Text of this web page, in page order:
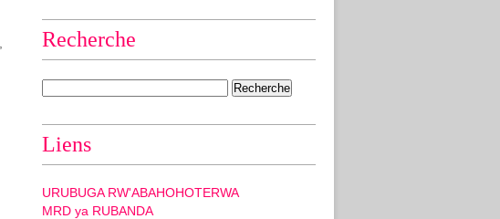
Recherche
Liens
URUBUGA RW'ABAHOHOTERWA
MRD ya RUBANDA